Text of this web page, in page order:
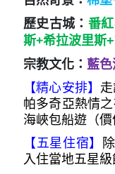
歷史古城： 番
斯+希拉波里斯
宗教文化： 藍
【精心安排】
帕多奇亞熱情
海峽包船遊（價
【五星住宿】
入住當地五星級